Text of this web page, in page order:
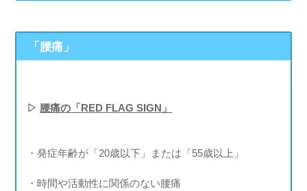
「腰痛」
▷ 腰痛の「RED FLAG SIGN」
・発症年齢が「20歳以下」または「55歳以上」
・時間や活動性に関係のない腰痛